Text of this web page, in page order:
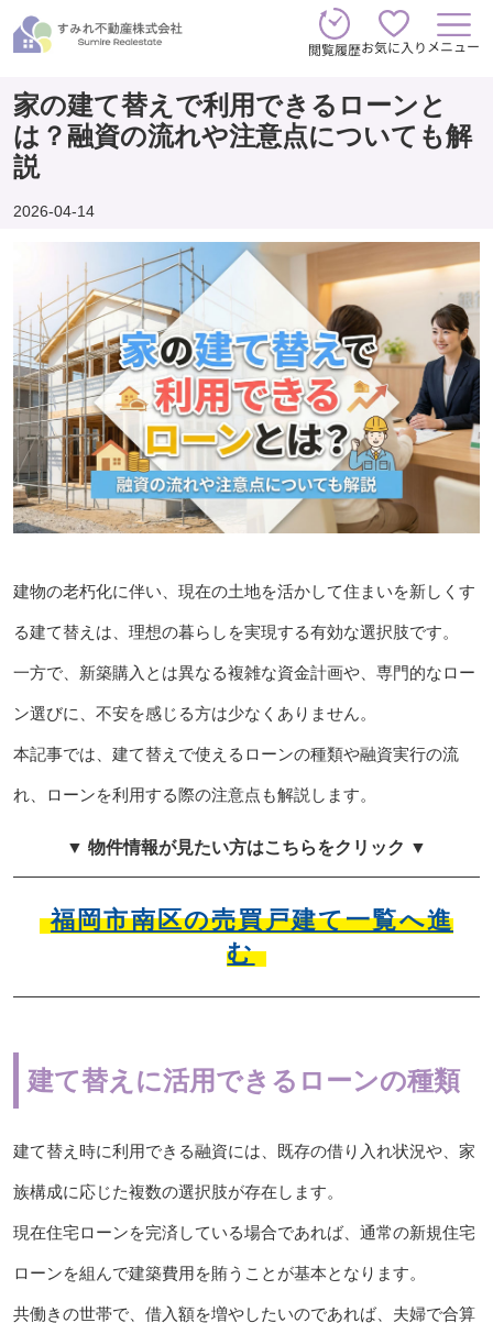
閲覧履歴お気に入り メニュー
家の建て替えで利用できるローンと
は？融資の流れや注意点についても解
説
2026-04-14
建物の老朽化に伴い、現在の土地を活かして住まいを新しくす
る建て替えは、理想の暮らしを実現する有効な選択肢です。
一方で、新築購入とは異なる複雑な資金計画や、専門的なロー
ン選びに、不安を感じる方は少なくありません。
本記事では、建て替えで使えるローンの種類や融資実行の流
れ、ローンを利用する際の注意点も解説します。
▼ 物件情報が見たい方はこちらをクリック ▼
福岡市南区の売買戸建て一覧へ進
む
建て替えに活用できるローンの種類
建て替え時に利用できる融資には、既存の借り入れ状況や、家
族構成に応じた複数の選択肢が存在します。
現在住宅ローンを完済している場合であれば、通常の新規住宅
ローンを組んで建築費用を賄うことが基本となります。
共働きの世帯で、借入額を増やしたいのであれば、夫婦で合算